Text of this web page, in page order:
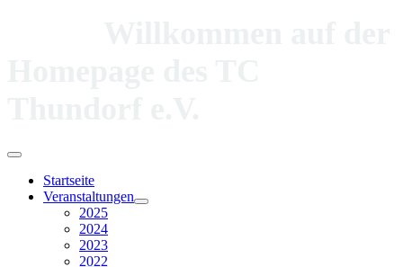
Startseite
Veranstaltungen
2025
2024
2023
2022